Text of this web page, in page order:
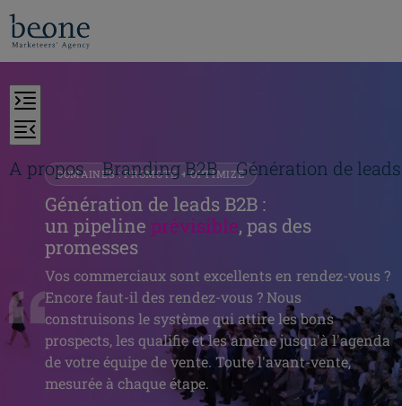
A propos Branding B2B Génération de leads
DOMAINES : PROMOTE + OPTIMIZE
Génération de leads B2B :
un pipeline prévisible, pas des
promesses
Vos commerciaux sont excellents en rendez-vous ?
Encore faut-il des rendez-vous ? Nous
construisons le système qui attire les bons
prospects, les qualifie et les amène jusqu'à l'agenda
de votre équipe de vente. Toute l'avant-vente,
mesurée à chaque étape.